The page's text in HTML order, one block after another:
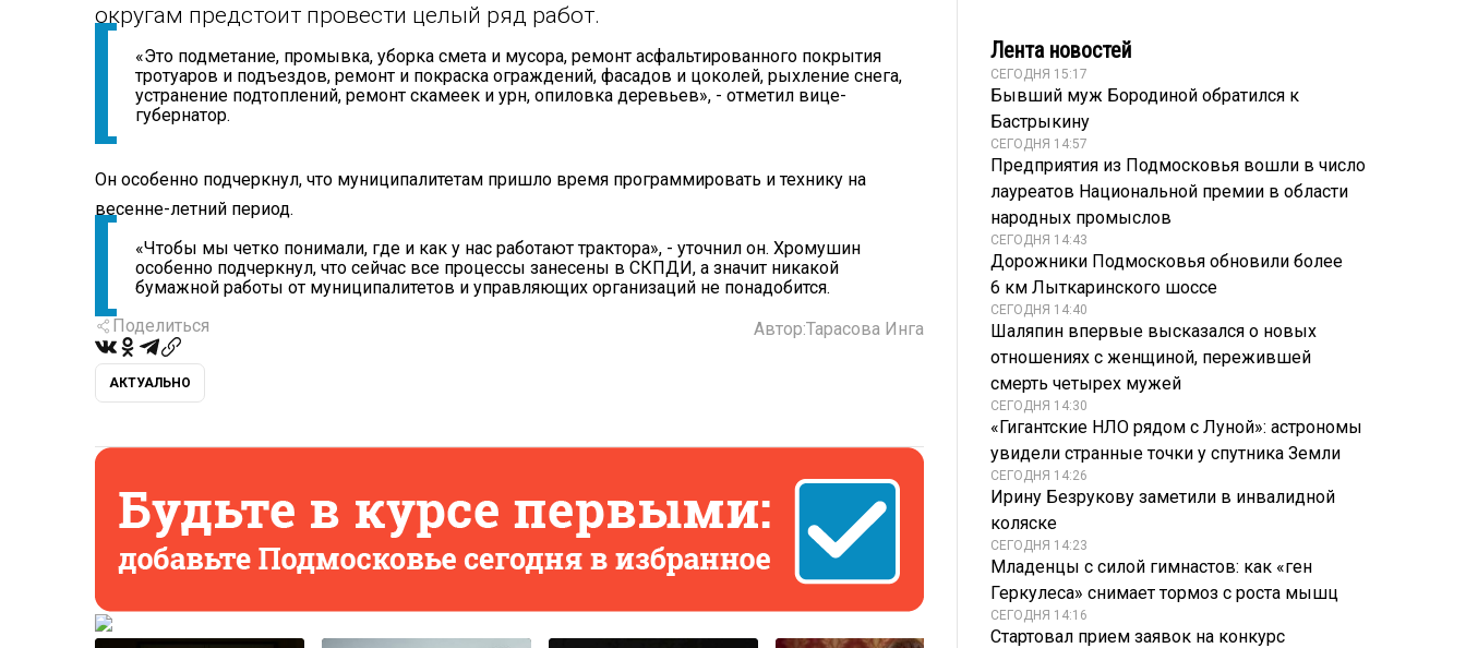
округам предстоит провести целый ряд работ.
«Это подметание, промывка, уборка смета и мусора, ремонт асфальтированного покрытия
тротуаров и подъездов, ремонт и покраска ограждений, фасадов и цоколей, рыхление снега,
устранение подтоплений, ремонт скамеек и урн, опиловка деревьев», - отметил вице-
губернатор.
Он особенно подчеркнул, что муниципалитетам пришло время программировать и технику на
весенне-летний период.
«Чтобы мы четко понимали, где и как у нас работают трактора», - уточнил он. Хромушин
особенно подчеркнул, что сейчас все процессы занесены в СКПДИ, а значит никакой
бумажной работы от муниципалитетов и управляющих организаций не понадобится.
Поделиться
Автор:Тарасова Инга
АКТУАЛЬНО
Лента новостей
СЕГОДНЯ 15:17
Бывший муж Бородиной обратился к
Бастрыкину
СЕГОДНЯ 14:57
Предприятия из Подмосковья вошли в число
лауреатов Национальной премии в области
народных промыслов
СЕГОДНЯ 14:43
Дорожники Подмосковья обновили более
6 км Лыткаринского шоссе
СЕГОДНЯ 14:40
Шаляпин впервые высказался о новых
отношениях с женщиной, пережившей
смерть четырех мужей
СЕГОДНЯ 14:30
«Гигантские НЛО рядом с Луной»: астрономы
увидели странные точки у спутника Земли
СЕГОДНЯ 14:26
Ирину Безрукову заметили в инвалидной
коляске
СЕГОДНЯ 14:23
Младенцы с силой гимнастов: как «ген
Геркулеса» снимает тормоз с роста мышц
СЕГОДНЯ 14:16
Стартовал прием заявок на конкурс